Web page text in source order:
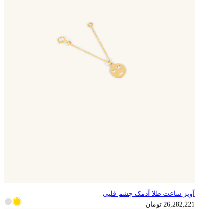
6,570,555 تومان
آویز ساعت طلا آدمک چشم قلبی
26,282,221 تومان